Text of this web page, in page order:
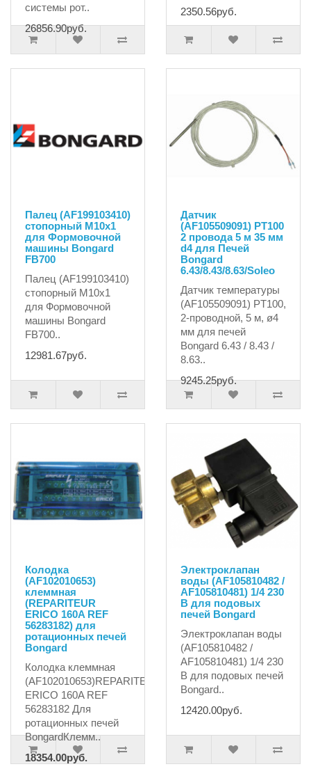
системы рот..
26856.90руб.
2350.56руб.
Палец (AF199103410)
стопорный M10x1
для Формовочной
машины Bongard
FB700
Палец (AF199103410)
стопорный M10x1
для Формовочной
машины Bongard
FB700..
12981.67руб.
Датчик
(AF105509091) PT100
2 провода 5 м 35 мм
d4 для Печей
Bongard
6.43/8.43/8.63/Soleo
Датчик температуры
(AF105509091) PT100,
2-проводной, 5 м, ø4
мм для печей
Bongard 6.43 / 8.43 /
8.63..
9245.25руб.
Колодка
(AF102010653)
клеммная
(REPARITEUR
ERICO 160A REF
56283182) для
ротационных печей
Bongard
Колодка клеммная
(AF102010653)REPARITEUR
ERICO 160A REF
56283182 Для
ротационных печей
BongardКлемм..
18354.00руб.
Электроклапан
воды (AF105810482 /
AF105810481) 1/4 230
В для подовых
печей Bongard
Электроклапан воды
(AF105810482 /
AF105810481) 1/4 230
В для подовых печей
Bongard..
12420.00руб.